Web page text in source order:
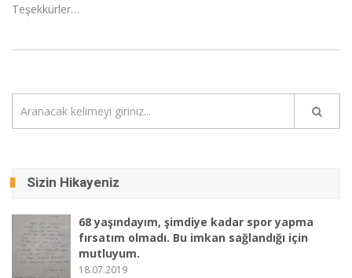
Teşekkürler…
Sizin Hikayeniz
68 yaşındayım, şimdiye kadar spor yapma
fırsatım olmadı. Bu imkan sağlandığı için
mutluyum.
18.07.2019